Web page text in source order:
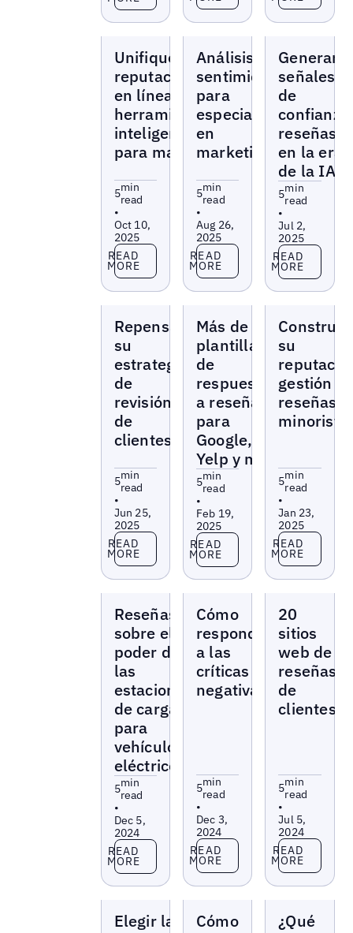
Unifique su
reputación
en línea con
herramientas
inteligentes
para marcas
5min
read
•
Oct 10,
2025
Read more
READ
MORE
Análisis de
sentimientos
para
especialistas
en
marketing
5min
read
•
Aug 26,
2025
Read more
READ
MORE
Generar
señales
de
reseñas
en la era
de la IA
5min
read
•
Jul 2,
2025
Read more
READ
MORE
Repensar
su
estrategia
de
revisión
de
clientes
5min
read
•
Jun 25,
2025
Read more
READ
MORE
Más de 30
plantillas
de
respuestas
a reseñas
para
Google,
Yelp y más
5min
read
•
Feb 19,
2025
Read more
READ
MORE
su
gestión
reseñas
5min
read
•
Jan 23,
2025
Read more
READ
MORE
Reseñas
sobre el
poder de
las
estaciones
de carga
para
vehículos
eléctricos
5min
read
•
Dec 5,
2024
Read more
READ
MORE
Cómo
responder
a las
críticas
negativas
5min
read
•
Dec 3,
2024
Read more
READ
MORE
20
sitios
web de
reseñas
de
clientes
5min
read
•
Jul 5,
2024
Read more
READ
MORE
Elegir la
Cómo
¿Qué